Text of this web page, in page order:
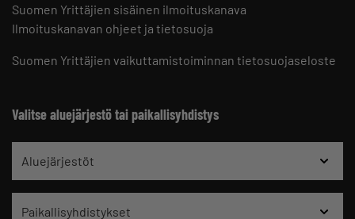
Suomen Yrittäjien sisäinen ilmoituskanava
Ilmoituskanavan ohjeet ja tietosuoja
Suomen Yrittäjien vaikuttamistoiminnan tietosuojaseloste
Valitse aluejärjestö tai paikallisyhdistys
Aluejärjestöt
Paikallisyhdistykset